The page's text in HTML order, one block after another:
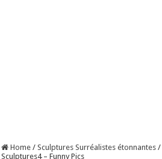
Home / Sculptures Surréalistes étonnantes /
Sculptures4 – Funny Pics